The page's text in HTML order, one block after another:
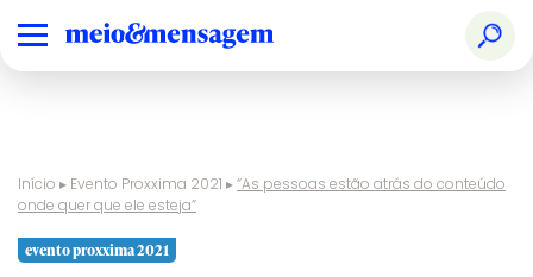
Início ▸ Evento Proxxima 2021 ▸“As pessoas estão atrás do conteúdo
onde quer que ele esteja”
evento proxxima 2021